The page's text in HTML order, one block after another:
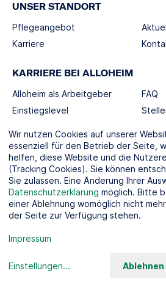
UNSER STANDORT
Pflegeangebot
Karriere
KARRIERE BEI ALLOHEIM
Alloheim als Arbeitgeber
Einstiegslevel
FAQ
SOCIAL MEDIA
KOOPERATIONSPARTNER
Wir nutzen Cookies auf unserer
essenziell für den Betrieb der Seite,
helfen, diese Website und die
(Tracking Cookies). Sie können
Sie zulassen. Eine Änderung Ihrer
Datenschutzerklärung möglich. Bitte
einer Ablehnung womöglich nicht
der Seite zur Verfügung stehen.
Impressum
Einstellungen... Ablehnen